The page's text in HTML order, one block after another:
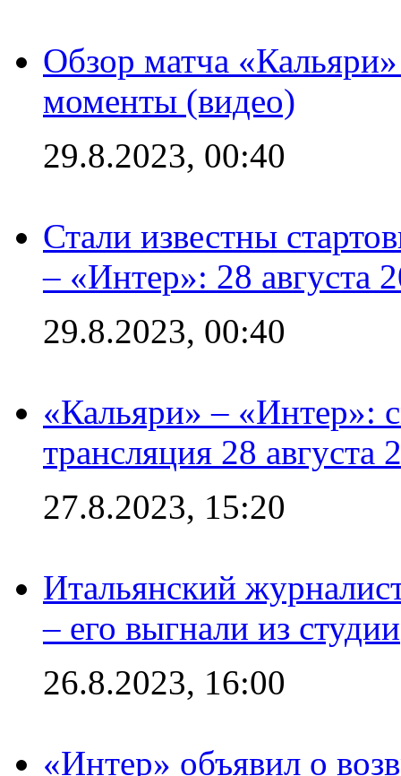
Обзор матча
моменты (видео)
29.8.2023, 00:40
Стали известны
– «Интер»: 28 августа
29.8.2023, 00:40
«Кальяри» – «Интер»:
трансляция 28 августа
27.8.2023, 15:20
Итальянский
– его выгнали из студии
26.8.2023, 16:00
«Интер» объявил о